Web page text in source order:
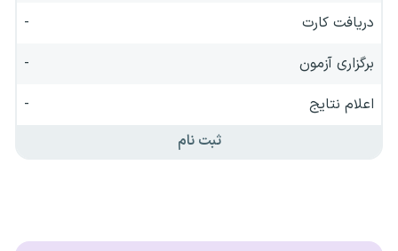
دریافت کارت
-
برگزاری آزمون
-
اعلام نتایج
-
ثبت نام